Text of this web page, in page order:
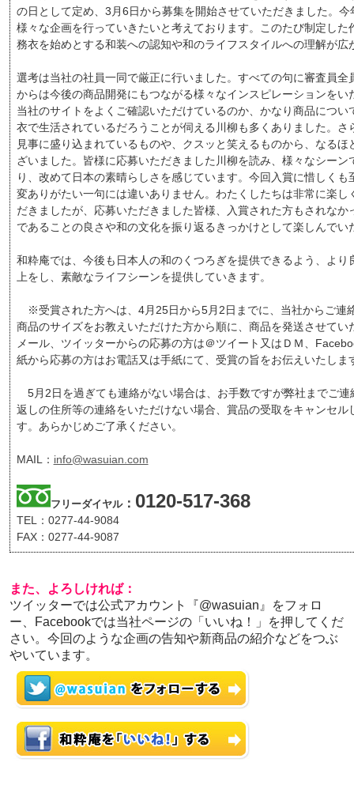
の日として定め、3月6日から募集を開始させていただきました。
様々な企画を行っていきたいと考えております。このたび制定し
務衣を始めとする和装への認知や和のライフスタイルへの理解が広
選考は当社の社員一同で厳正に行いました。すべての句に審査員
からは今後の商品開発にもつながる様々なインスピレーションを
当社のサイトをよくご確認いただけているのか、かなり商品につ
衣で生活されているだろうことが伺える川柳も多くありました。
見事に盛り込まれているものや、クスッと笑えるものから、なる
ざいました。皆様に応募いただきました川柳を読み、様々なシー
り、改めて日本の素晴らしさを感じています。今回入賞に惜しく
変ありがたい一句には違いありません。わたくしたちは非常に楽
だきましたが、応募いただきました皆様、入賞された方もされな
であることの良さや和の文化を振り返るきっかけとして楽しんでい
和粋庵では、今後も日本人の和のくつろぎを提供できるよう、よ
上をし、素敵なライフシーンを提供していきます。
※受賞された方へは、4月25日から5月2日までに、当社からご連
商品のサイズをお教えいただけた方から順に、商品を発送させて
メール、ツイッターからの応募の方は＠ツイート又はＤＭ、
紙から応募の方はお電話又は手紙にて、受賞の旨をお伝えいたしま
5月2日を過ぎても連絡がない場合は、お手数ですが弊社までご
返しの住所等の連絡をいただけない場合、賞品の受取をキャンセ
す。あらかじめご了承ください。
MAIL： info@wasuian.com
フリーダイヤル： 0120-517-368
TEL：0277-44-9084
FAX：0277-44-9087
また、よろしければ：
ツイッターでは公式アカウント『@wasuian』をフォロ
ー、Facebookでは当社ページの「いいね！」を押してくだ
さい。今回のような企画の告知や新商品の紹介などをつぶ
やいています。